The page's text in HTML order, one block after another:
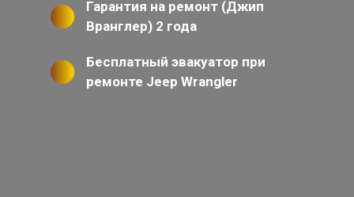
Гарантия на ремонт (Джип
Вранглер) 2 года
Бесплатный эвакуатор при
ремонте Jeep Wrangler